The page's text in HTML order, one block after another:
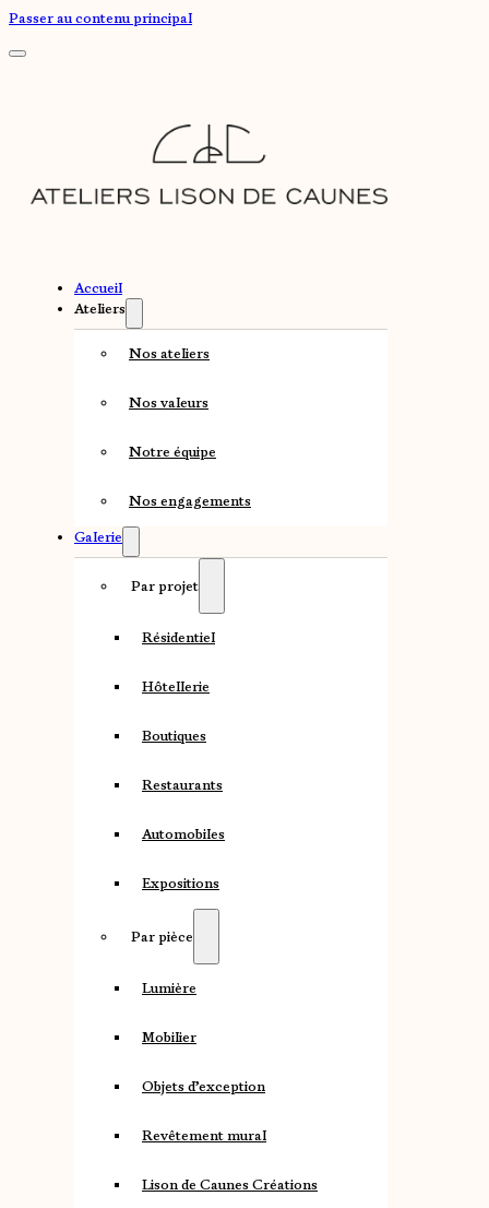
Passer au contenu principal
Accueil
Ateliers
Nos ateliers
Nos valeurs
Notre équipe
Nos engagements
Galerie
Par projet
Résidentiel
Hôtellerie
Boutiques
Restaurants
Automobiles
Expositions
Par pièce
Lumière
Mobilier
Objets d’exception
Revêtement mural
Lison de Caunes Créations